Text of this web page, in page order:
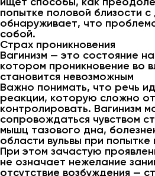
попытке половой близости
обнаруживает, что
собой.
Страх проникновения
Вагинизм — это состояние
котором проникновение во
становится невозможным
Важно понимать, что речь
реакции, которую сложно
контролировать. Вагинизм
сопровождаться чувством
мышц тазового дна,
области вульвы при попытке
При этом зачастую
не означает нежелание
отсутствие возбуждения —